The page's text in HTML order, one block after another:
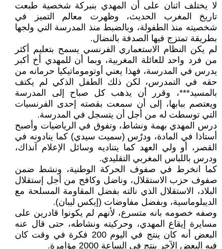
لا يختلف اثنان على أن المهدي بنبركة شخصية طبعت
تاريخ المغرب الحديث، وظهرت معالم التميز في
شخصيته منذ الطفولة، وبالضبط منذ المدرسة التي ولجها
بطريقة تمتزج فيها الصدفة بالنضال.
لم يكن النظام الاستعماري الفرنسي يسمح بتعليم أكثر
من فرد واحد للعائلة المغربية، وبما أن للمهدي أخ أكبر
يدرس في المدرسة، فهذا يعني أوتوموماتيكيا حرمانه من
حقه في التمدرس، لكن ذلك الطفل الذكي لم يكتف
بالمسيد***، وقرر أن يذهب كل صباح إلى المدرسة
ويعتصم ببابها، إلى أن سمعت بقصته إحدى الفرنسيات
التي توسطت له من أجل أن يتسجل في المدرسة.
درس المهدي بهمة ونشاط، وتفوق في الرياضيات وأصبح
أستاذا في المادة، ودرٌس (سميت سيدي) كما ينادونه في
القصر، أو ولي العهد كما يتناديه وسائل الإعلام آنذاك،
ودرس باللباس المغربي التقليدي.
كما انخرط في صفوف الحركة الوطنية، ونشط ضمن
صفوف حزب الاستقلال، وناضل وكافح من أجل إستقلال
البلاد، الاستقلال الذي نالته بفضل المقاومة المسلحة مع
الديبلوماسية، وبفضل مفاوضات (إيكس ليبان).
وصفه خصومه بانه متسرع، لأنهم لم يكونوا قادرين على
مسايرة إيقاع المهدي، وحركيته ونشاطه، حتى قال عنه
البعض أنه كان ينتج في اليوم 200 فكرة في وقت كان
فيه البعض الآخر ينتج في الساعة 2000 مؤامرة.